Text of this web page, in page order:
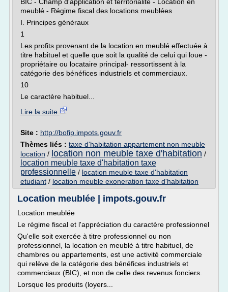
meublé - Régime fiscal des locations meublées
I. Principes généraux
1
Les profits provenant de la location en meublé effectuée à
titre habituel et quelle que soit la qualité de celui qui loue -
propriétaire ou locataire principal- ressortissent à la
catégorie des bénéfices industriels et commerciaux.
10
Le caractère habituel...
Lire la suite
Site : http://bofip.impots.gouv.fr
Thèmes liés : taxe d'habitation appartement non meuble
location / location non meuble taxe d'habitation /
location meuble taxe d'habitation taxe
professionnelle / location meuble taxe d'habitation
etudiant / location meuble exoneration taxe d'habitation
Location meublée | impots.gouv.fr
Location meublée
Le régime fiscal et l'appréciation du caractère professionnel
Qu'elle soit exercée à titre professionnel ou non
professionnel, la location en meublé à titre habituel, de
chambres ou appartements, est une activité commerciale
qui relève de la catégorie des bénéfices industriels et
commerciaux (BIC), et non de celle des revenus fonciers.
Lorsque les produits (loyers...